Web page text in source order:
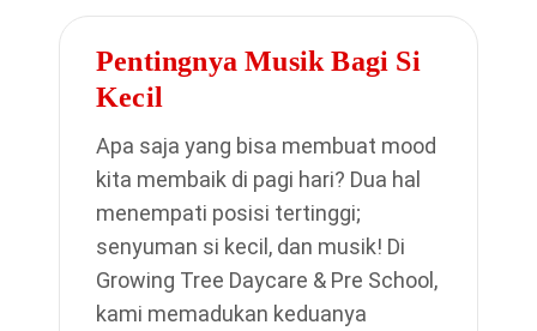
Pentingnya Musik Bagi Si
Kecil
Apa saja yang bisa membuat mood
kita membaik di pagi hari? Dua hal
menempati posisi tertinggi;
senyuman si kecil, dan musik! Di
Growing Tree Daycare & Pre School,
kami memadukan keduanya